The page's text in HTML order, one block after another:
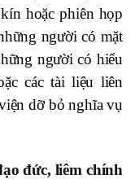
hoặc phiên họp
người có mặt
người có hiểu
các tài liệu liên
dỡ bỏ nghĩa vụ
đức, liêm chính